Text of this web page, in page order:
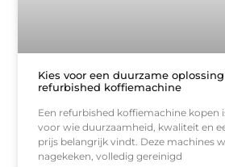
Kies voor een duurzame
refurbished koffiemachine
Een refurbished koffiemachine kopen
voor wie duurzaamheid, kwaliteit en
prijs belangrijk vindt. Deze machines
nagekeken, volledig gereinigd